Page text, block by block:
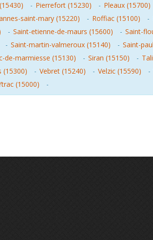
- Pierrefort (15230) - Pleaux (15700)
saint-mary (15220) - Roffiac (15100) -
- Saint-etienne-de-maurs (15600) - Saint-
- Saint-martin-valmeroux (15140) - Saint-
de-marmiesse (15130) - Siran (15150) -
(15300) - Vebret (15240) - Velzic (15590) -
(15000) -